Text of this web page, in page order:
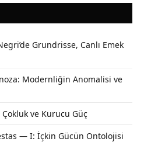
Grundrisse, Canlı Emek
Modernliğin Anomalisi ve
ve Kurucu Güç
— I: İçkin Gücün Ontolojisi